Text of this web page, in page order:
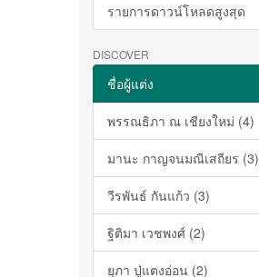
รายการดาวน์โหลดสูงสุด
DISCOVER
ชื่อผู้แต่ง
พรรณธิภา ณ เชียงใหม่ (4)
มานะ กาญจนมณีเสถียร (3)
วีรพันธ์ กันแก้ว (3)
ฐิติมา เวชพงศ์ (2)
ยุภา ปู่แตงอ่อน (2)